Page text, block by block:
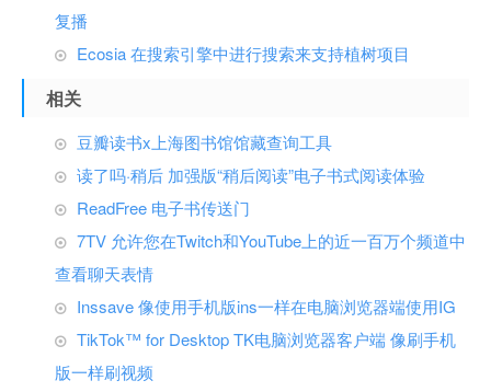
复播
Ecosia 在搜索引擎中进行搜索来支持植树项目
相关
豆瓣读书x上海图书馆馆藏查询工具
读了吗·稍后 加强版“稍后阅读”电子书式阅读体验
ReadFree 电子书传送门
7TV 允许您在Twitch和YouTube上的近一百万个频道中
查看聊天表情
Inssave 像使用手机版ins一样在电脑浏览器端使用IG
TikTok™ for Desktop TK电脑浏览器客户端 像刷手机
版一样刷视频